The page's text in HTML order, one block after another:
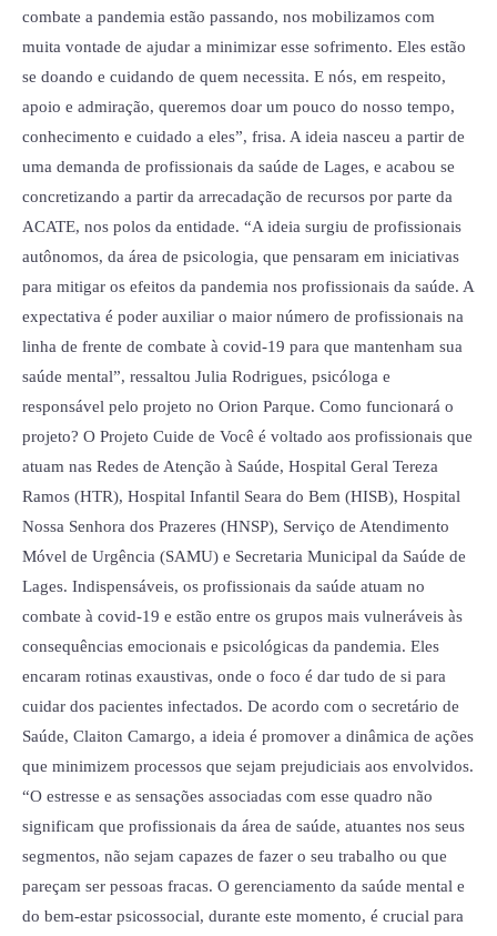
combate a pandemia estão passando, nos mobilizamos com
muita vontade de ajudar a minimizar esse sofrimento. Eles estão
se doando e cuidando de quem necessita. E nós, em respeito,
apoio e admiração, queremos doar um pouco do nosso tempo,
conhecimento e cuidado a eles”, frisa. A ideia nasceu a partir de
uma demanda de profissionais da saúde de Lages, e acabou se
concretizando a partir da arrecadação de recursos por parte da
ACATE, nos polos da entidade. “A ideia surgiu de profissionais
autônomos, da área de psicologia, que pensaram em iniciativas
para mitigar os efeitos da pandemia nos profissionais da saúde. A
expectativa é poder auxiliar o maior número de profissionais na
linha de frente de combate à covid-19 para que mantenham sua
saúde mental”, ressaltou Julia Rodrigues, psicóloga e
responsável pelo projeto no Orion Parque. Como funcionará o
projeto? O Projeto Cuide de Você é voltado aos profissionais que
atuam nas Redes de Atenção à Saúde, Hospital Geral Tereza
Ramos (HTR), Hospital Infantil Seara do Bem (HISB), Hospital
Nossa Senhora dos Prazeres (HNSP), Serviço de Atendimento
Móvel de Urgência (SAMU) e Secretaria Municipal da Saúde de
Lages. Indispensáveis, os profissionais da saúde atuam no
combate à covid-19 e estão entre os grupos mais vulneráveis às
consequências emocionais e psicológicas da pandemia. Eles
encaram rotinas exaustivas, onde o foco é dar tudo de si para
cuidar dos pacientes infectados. De acordo com o secretário de
Saúde, Claiton Camargo, a ideia é promover a dinâmica de ações
que minimizem processos que sejam prejudiciais aos envolvidos.
“O estresse e as sensações associadas com esse quadro não
significam que profissionais da área de saúde, atuantes nos seus
segmentos, não sejam capazes de fazer o seu trabalho ou que
pareçam ser pessoas fracas. O gerenciamento da saúde mental e
do bem-estar psicossocial, durante este momento, é crucial para